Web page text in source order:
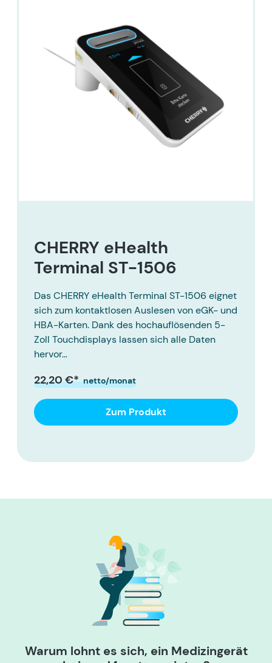
CHERRY eHealth
Terminal ST-1506
Das CHERRY eHealth Terminal ST-1506 eignet
sich zum kontaktlosen Auslesen von eGK- und
HBA-Karten. Dank des hochauflösenden 5-
Zoll Touchdisplays lassen sich alle Daten
hervor…
22,20 €* netto/monat
Zum Produkt
Warum lohnt es sich, ein Medizingerät